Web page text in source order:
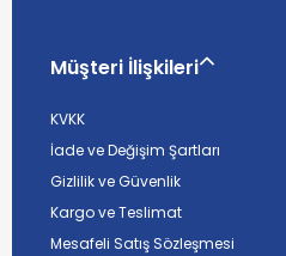
Müşteri İlişkileri
KVKK
İade ve Değişim Şartları
Gizlilik ve Güvenlik
Kargo ve Teslimat
Mesafeli Satış Sözleşmesi